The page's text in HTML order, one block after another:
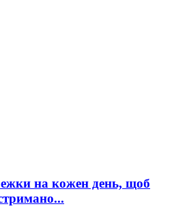
на кожен день, щоб